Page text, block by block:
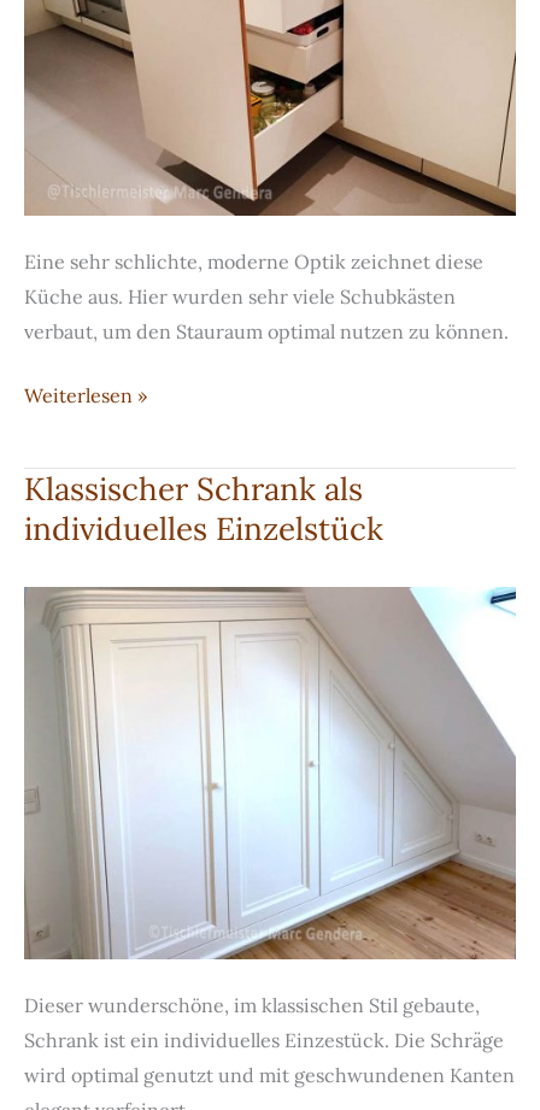
Eine sehr schlichte, moderne Optik zeichnet diese
Küche aus. Hier wurden sehr viele Schubkästen
verbaut, um den Stauraum optimal nutzen zu können.
Weiße
Küche
Weiterlesen »
Klassischer Schrank als
individuelles Einzelstück
Dieser wunderschöne, im klassischen Stil gebaute,
Schrank ist ein individuelles Einzestück. Die Schräge
wird optimal genutzt und mit geschwundenen Kanten